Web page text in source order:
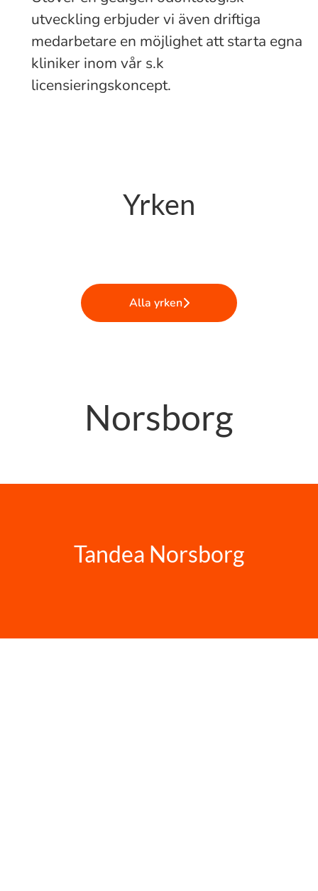
utveckling erbjuder vi även driftiga
medarbetare en möjlighet att starta egna
kliniker inom vår s.k
licensieringskoncept.
Yrken
Alla yrken
Norsborg
Tandea Norsborg